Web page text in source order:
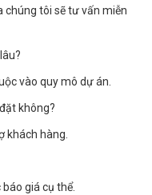
chúng tôi sẽ tư vấn miễn
vào quy mô dự án.
không?
khách hàng.
giá cụ thể.